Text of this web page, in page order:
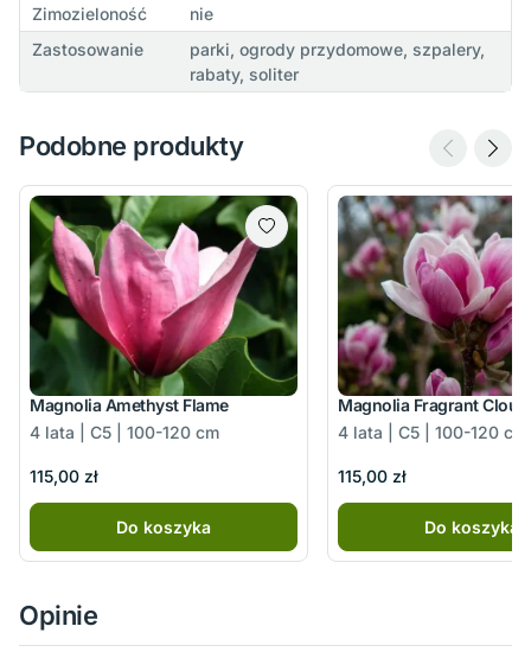
Zimozieloność
nie
Zastosowanie
parki, ogrody przydomowe, szpalery,
rabaty, soliter
Podobne produkty
Magnolia Amethyst Flame
4 lata | C5 | 100-120 cm
115,00 zł
Do koszyka
Magnolia Fragrant Cloud
4 lata | C5 | 100-120 cm
115,00 zł
Do koszyka
Opinie